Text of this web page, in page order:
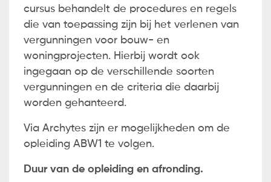
cursus behandelt de procedures en regels
die van toepassing zijn bij het verlenen van
vergunningen voor bouw- en
woningprojecten. Hierbij wordt ook
ingegaan op de verschillende soorten
vergunningen en de criteria die daarbij
worden gehanteerd.
Via Archytes zijn er mogelijkheden om de
opleiding ABW1 te volgen.
Duur van de opleiding en afronding.